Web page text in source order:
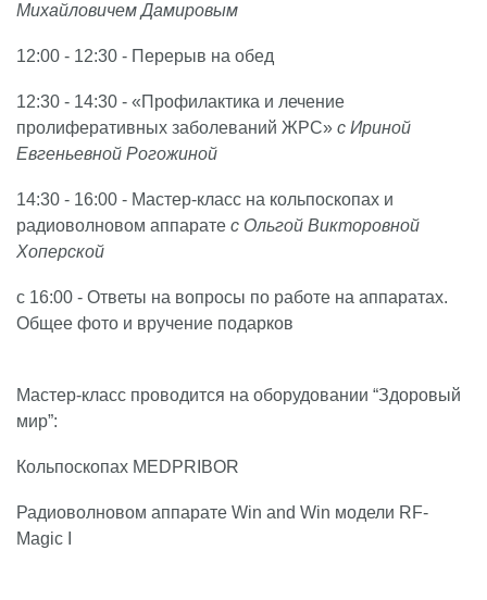
Михайловичем Дамировым
12:00 - 12:30 - Перерыв на обед
12:30 - 14:30 - «Профилактика и лечение
пролиферативных заболеваний ЖРС» с Ириной
Евгеньевной Рогожиной
14:30 - 16:00 - Мастер-класс на кольпоскопах и
радиоволновом аппарате с Ольгой Викторовной
Хоперской
с 16:00 - Ответы на вопросы по работе на аппаратах.
Общее фото и вручение подарков
Мастер-класс проводится на оборудовании “Здоровый
мир”:
Кольпоскопах MEDPRIBOR
Радиоволновом аппарате Win and Win модели RF-
Magic I